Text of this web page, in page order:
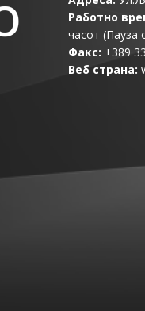
Работно
часот (Пауза
Факс: +389
Веб страна: